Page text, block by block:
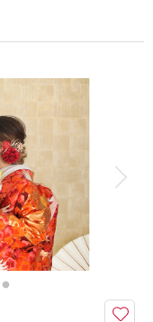
新郎衣装1着
挙式
ペットと撮影
ータ120ｃ付
丘でロケーション撮影が
見頃となっております。
日です♪